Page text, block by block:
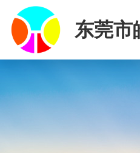
东莞市